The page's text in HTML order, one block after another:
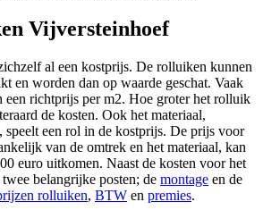
Vijversteinhoef
al een kostprijs. De rolluiken kunnen
en worden dan op waarde geschat. Vaak
een richtprijs per m2. Hoe groter het rolluik
de kosten. Ook het materiaal,
een rol in de kostprijs. De prijs voor
van de omtrek en het materiaal, kan
euro uitkomen. Naast de kosten voor het
belangrijke posten; de montage en de
rolluiken, BTW en premies.